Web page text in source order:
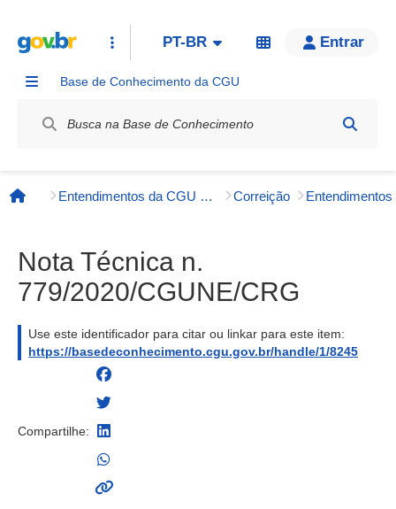
PT-BR Entrar
Base de Conhecimento da CGU
Página inicial
Entendimentos da CGU e órgãos externos Correição
Nota Técnica n.
779/2020/CGUNE/CRG
Use este identificador para citar ou linkar para este item:
https://basedeconhecimento.cgu.gov.br/handle/1/8245
Compartilhe: